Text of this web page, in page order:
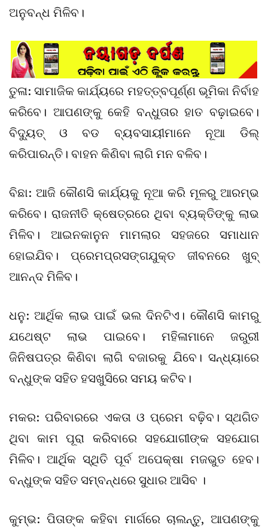
ଅନୁବନ୍ଧ ମିଳିବ।
ତୁଳା: ସାମାଜିକ କାର୍ଯ୍ୟରେ ମହତ୍ତ୍ବପୂର୍ଣ୍ଣ ଭୂମିକା ନିର୍ବାହ
କରିବେ। ଆପଣଙ୍କୁ କେହି ବନ୍ଧୁତାର ହାତ ବଢ଼ାଇବେ।
ବିଦ୍ୟୁତ୍ ଓ ବଡ ବ୍ୟବସାୟୀମାନେ ନୂଆ ଡିଲ୍‌
କରିପାରନ୍ତି। ବାହନ କିଣିବା ଲାଗି ମନ ବଳିବ।
ବିଛା: ଆଜି କୌଣସି କାର୍ଯ୍ୟକୁ ନୂଆ କରି ମୂଳରୁ ଆରମ୍ଭ
କରିବେ। ରାଜନୀତି କ୍ଷେତ୍ରରେ ଥିବା ବ୍ୟକ୍ତିଙ୍କୁ ଲାଭ
ମିଳିବ। ଆଇନକାନୁନ ମାମଲାର ସହଜରେ ସମାଧାନ
ହୋଇଯିବ। ପ୍ରେମପ୍ରସଙ୍ଗଯୁକ୍ତ ଜୀବନରେ ଖୁବ୍‌
ଆନନ୍ଦ ମିଳିବ।
ଧନୁ: ଆର୍ଥିକ ଲାଭ ପାଇଁ ଭଲ ଦିନଟିଏ। କୌଣସି କାମରୁ
ଯଥେଷ୍ଟ ଲାଭ ପାଇବେ। ମହିଳାମାନେ ଜରୁରୀ
ଜିନିଷପତ୍ର କିଣିବା ଲାଗି ବଜାରକୁ ଯିବେ। ସନ୍ଧ୍ୟାରେ
ବନ୍ଧୁଙ୍କ ସହିତ ହସଖୁସିରେ ସମୟ କଟିବ।
ମକର: ପରିବାରରେ ଏକତା ଓ ପ୍ରେମ ବଢ଼ିବ। ସ୍ଥଗିତ
ଥିବା କାମ ପୂରା କରିବାରେ ସହଯୋଗୀଙ୍କ ସହଯୋଗ
ମିଳିବ। ଆର୍ଥିକ ସ୍ଥିତି ପୂର୍ବ ଅପେକ୍ଷା ମଜଭୁତ ହେବ।
ବନ୍ଧୁଙ୍କ ସହିତ ସମ୍ବନ୍ଧରେ ସୁଧାର ଆସିବ ।
କୁମ୍ଭ: ପିତାଙ୍କ କହିବା ମାର୍ଗରେ ଚାଲନ୍ତୁ, ଆପଣଙ୍କୁ